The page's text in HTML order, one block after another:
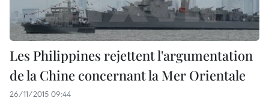
Les Philippines rejettent l'argumentation
de la Chine concernant la Mer Orientale
26/11/2015 09:44